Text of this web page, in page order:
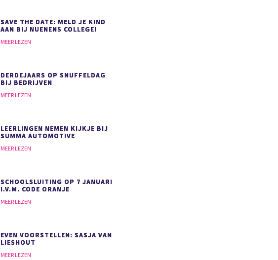
SAVE THE DATE: MELD JE KIND
AAN BIJ NUENENS COLLEGE!
MEER LEZEN
DERDEJAARS OP SNUFFELDAG
BIJ BEDRIJVEN
MEER LEZEN
LEERLINGEN NEMEN KIJKJE BIJ
SUMMA AUTOMOTIVE
MEER LEZEN
SCHOOLSLUITING OP 7 JANUARI
I.V.M. CODE ORANJE
MEER LEZEN
EVEN VOORSTELLEN: SASJA VAN
LIESHOUT
MEER LEZEN